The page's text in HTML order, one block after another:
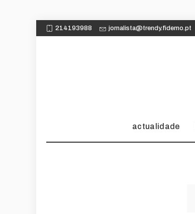
214193988 jornalista@trendy.fidemo.pt
actualidade